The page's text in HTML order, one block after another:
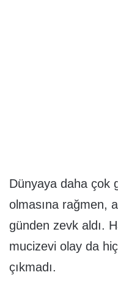
Dünyaya daha çok
olmasına rağmen,
günden zevk aldı.
mucizevi olay da
çıkmadı.